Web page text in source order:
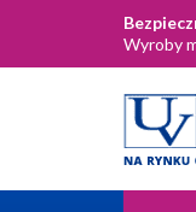
Wyroby